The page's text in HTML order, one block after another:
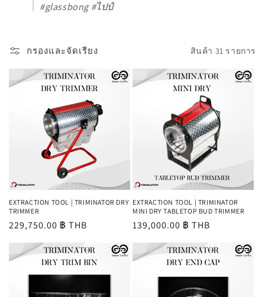
#glassbong #ไปป์
กรองและจัดเรียง สินค้า 31 รายการ
EXTRACTION TOOL | TRIMINATOR DRY
TRIMMER
ราคา
229,750.00 ฿ THB
EXTRACTION TOOL | TRIMINATOR
MINI DRY TABLETOP BUD TRIMMER
ราคา
139,000.00 ฿ THB